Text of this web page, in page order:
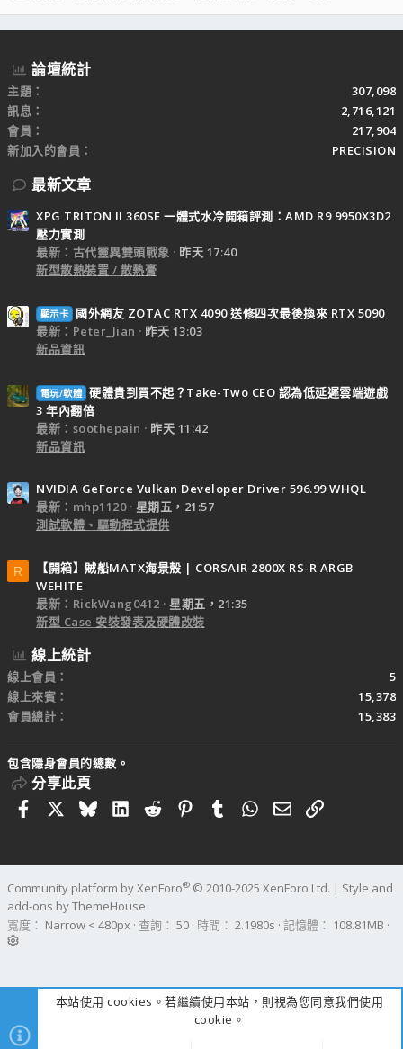
S
論壇統計
主題
307,098
訊息
2,716,121
會員
217,904
新加入的會員
PRECISION
最新文章
XPG TRITON II 360SE 一體式水冷開箱評測：AMD R9 9950X3D2
壓力實測
最新：古代靈異雙頭戰象
昨天 17:40
新型散熱裝置 / 散熱膏
顯示卡
國外網友 ZOTAC RTX 4090 送修四次最後換來 RTX 5090
最新：Peter_Jian
昨天 13:03
新品資訊
電玩/軟體 硬體貴到買不起？Take-Two CEO 認為低延遲雲端遊戲
3 年內翻倍
最新：soothepain
昨天 11:42
新品資訊
NVIDIA GeForce Vulkan Developer Driver 596.99 WHQL
最新：mhp1120
星期五，21:57
測試軟體、驅動程式提供
R
【開箱】賊船MATX海景殼 | CORSAIR 2800X RS-R ARGB
WEHITE
最新：RickWang0412
星期五，21:35
新型 Case 安裝發表及硬體改裝
線上統計
線上會員
5
線上來賓
15,378
會員總計
15,383
包含隱身會員的總數。
分享此頁
FacebookBlueskyLinkedIn
RedditPinterestTumblrWhatsApp
電子郵件
連結
Community platform by XenForo® © 2010-2025 XenForo Ltd. | Style and
add-ons by ThemeHouse
寬度
查詢 50 時間 2.1980s 記憶體 108.81MB
本站使用 cookies。若繼續使用本站，則視為您同意我們使用
cookie。